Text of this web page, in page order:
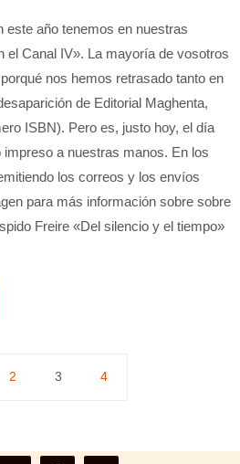
este año tenemos en nuestras
el Canal IV». La mayoría de vosotros
nos hemos retrasado tanto en
de Editorial Maghenta,
ISBN). Pero es, justo hoy, el día
impreso a nuestras manos. En los
los correos y los envíos
para más información sobre sobre
Freire «Del silencio y el tiempo»
2 3 4